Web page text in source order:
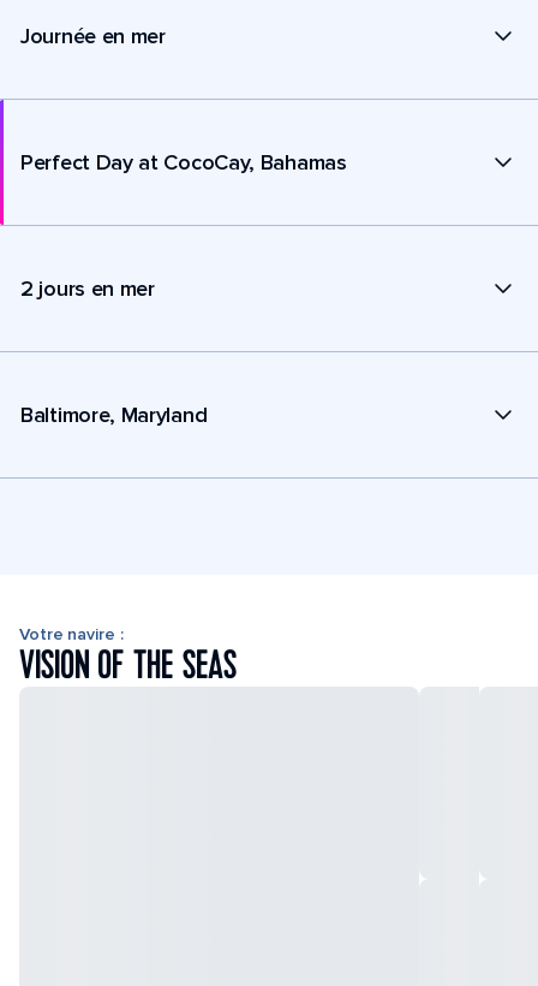
Journée en mer
Perfect Day at CocoCay, Bahamas
2 jours en mer
Baltimore, Maryland
Votre navire :
VISION OF THE SEAS